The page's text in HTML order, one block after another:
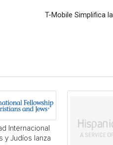
T-Mobile Simplifica
Internacional
y Judíos lanza